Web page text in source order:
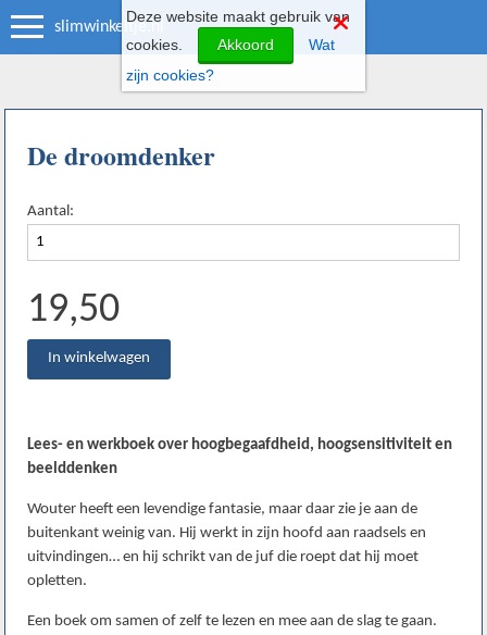
slimwinkeltje.nl
De droomdenker
Aantal:
19,50
Lees- en werkboek over hoogbegaafdheid, hoogsensitiviteit en
beelddenken
Wouter heeft een levendige fantasie, maar daar zie je aan de
buitenkant weinig van. Hij werkt in zijn hoofd aan raadsels en
uitvindingen… en hij schrikt van de juf die roept dat hij moet
opletten.
Een boek om samen of zelf te lezen en mee aan de slag te gaan.
Deze website maakt gebruik van
cookies.
Akkoord
Wat
zijn cookies?